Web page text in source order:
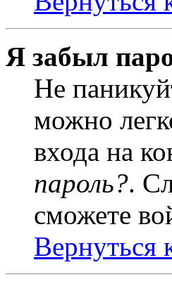
Я забыл
Не
можно
входа на
пароль?.
сможете
Вернуться